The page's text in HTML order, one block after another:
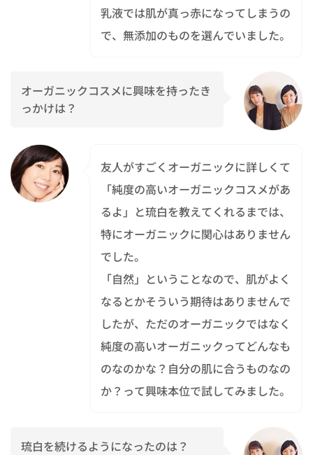
乳液では肌が真っ赤になってしまうの
で、無添加のものを選んでいました。
オーガニックコスメに興味を持ったき
っかけは？
友人がすごくオーガニックに詳しくて
「純度の高いオーガニックコスメがあ
るよ」と琉白を教えてくれるまでは、
特にオーガニックに関心はありません
でした。
「自然」ということなので、肌がよく
なるとかそういう期待はありませんで
したが、ただのオーガニックではなく
純度の高いオーガニックってどんなも
のなのかな？自分の肌に合うものなの
か？って興味本位で試してみました。
琉白を続けるようになったのは？